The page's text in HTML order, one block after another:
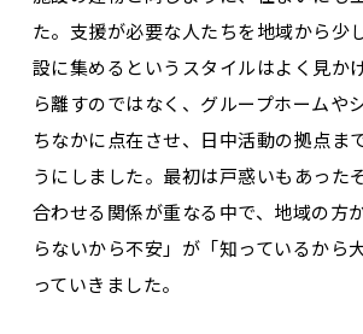
た。支援が必要な人たちを地域から少
設に集めるというスタイルはよく見か
ら離すのではなく、グループホームや
ちなかに点在させ、日中活動の拠点ま
うにしました。最初は戸惑いもあった
合わせる関係が重なる中で、地域の方
らないから不安」が「知っているから
っていきました。